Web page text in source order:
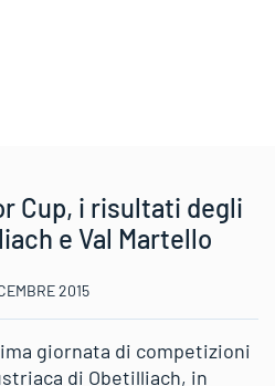
Cup, i risultati degli
e Val Martello
2015
giornata di competizioni
di Obetilliach, in